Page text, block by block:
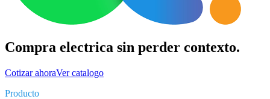
Compra electrica sin perder contexto.
Cotizar ahoraVer catalogo
Producto